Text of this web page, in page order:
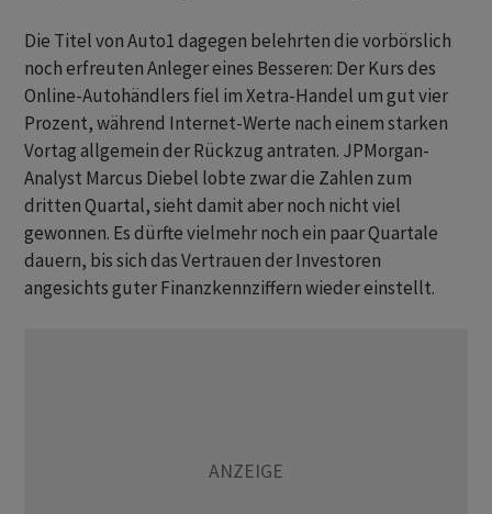
Die Titel von Auto1 dagegen belehrten die vorbörslich
noch erfreuten Anleger eines Besseren: Der Kurs des
Online-Autohändlers fiel im Xetra-Handel um gut vier
Prozent, während Internet-Werte nach einem starken
Vortag allgemein der Rückzug antraten. JPMorgan-
Analyst Marcus Diebel lobte zwar die Zahlen zum
dritten Quartal, sieht damit aber noch nicht viel
gewonnen. Es dürfte vielmehr noch ein paar Quartale
dauern, bis sich das Vertrauen der Investoren
angesichts guter Finanzkennziffern wieder einstellt.